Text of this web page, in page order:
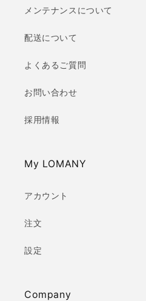
メンテナンスについて
配送について
よくあるご質問
お問い合わせ
採用情報
My LOMANY
アカウント
注文
設定
Company